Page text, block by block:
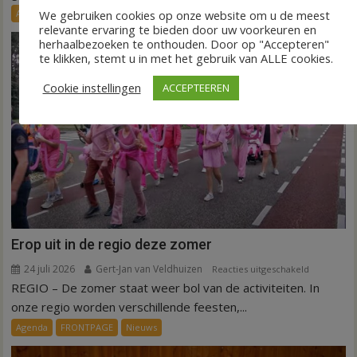
in
Agenda Nieuws
Erop uit in de regio deze zomer
24 juli 2026 Gert-Jan van Veldhuizen Reacties uitgeschakeld
Erop
REGIO – De zomer staat weer bol van de activiteiten. In
onze regio worden verschillende feesten,...
Agenda FRONTPAGE Nieuws
We gebruiken cookies op onze website om u de meest
relevante ervaring te bieden door uw voorkeuren en
herhaalbezoeken te onthouden. Door op "Accepteren"
te klikken, stemt u in met het gebruik van ALLE cookies.
Cookie instellingen
ACCEPTEEREN